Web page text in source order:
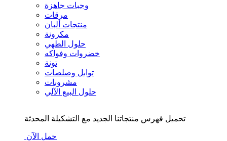
وجبات جاهزة
مرقات
منتجات ألبان
مكرونة
حلول الطهي
خضروات وفواكه
تونة
توابل وصلصات
مشروبات
حلول البيع الآلي
تحميل فهرس منتجاتنا الجديد مع التشكيلة المحدثة
حمل الآن